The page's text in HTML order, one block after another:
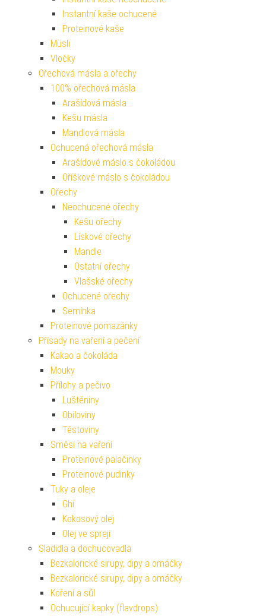
Instantní kaše ochucené
Proteinové kaše
Müsli
Vločky
Ořechová másla a ořechy
100% ořechová másla
Arašídová másla
Kešu másla
Mandlová másla
Ochucená ořechová másla
Arašídové máslo s čokoládou
Oříškové máslo s čokoládou
Ořechy
Neochucené ořechy
Kešu ořechy
Lískové ořechy
Mandle
Ostatní ořechy
Vlašské ořechy
Ochucené ořechy
Semínka
Proteinové pomazánky
Přísady na vaření a pečení
Kakao a čokoláda
Mouky
Přílohy a pečivo
Luštěniny
Obiloviny
Těstoviny
Směsi na vaření
Proteinové palačinky
Proteinové pudinky
Tuky a oleje
Ghí
Kokosový olej
Olej ve spreji
Sladidla a dochucovadla
Bezkalorické sirupy, dipy a omáčky
Bezkalorické sirupy, dipy a omáčky
Koření a sůl
Ochucující kapky (flavdrops)